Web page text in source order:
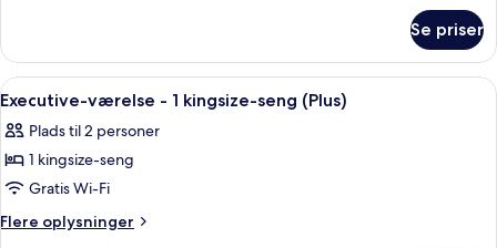
-
soveværelser
Se priser
Indlæs
alle
billeder
af
Executive-
værelse
Et moderne hotelværelse med en
4
Executive-værelse - 1 kingsize-seng (Plus)
Plads til 2 personer
1 kingsize-seng
Gratis Wi-Fi
Flere oplysninger
Flere